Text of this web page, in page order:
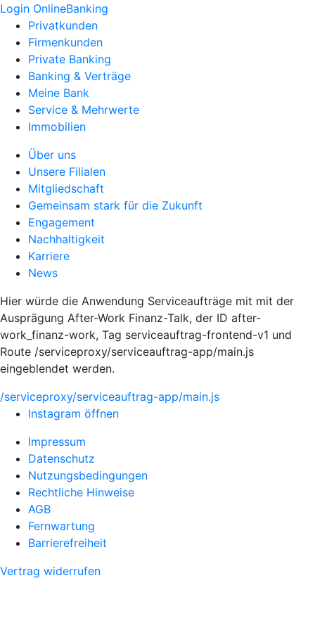
Login OnlineBanking
Privatkunden
Firmenkunden
Private Banking
Banking & Verträge
Meine Bank
Service & Mehrwerte
Immobilien
Über uns
Unsere Filialen
Mitgliedschaft
Gemeinsam stark für die Zukunft
Engagement
Nachhaltigkeit
Karriere
News
Hier würde die Anwendung Serviceaufträge mit mit der
Ausprägung After-Work Finanz-Talk, der ID after-
work_finanz-work, Tag serviceauftrag-frontend-v1 und
Route /serviceproxy/serviceauftrag-app/main.js
eingeblendet werden.
/serviceproxy/serviceauftrag-app/main.js
Instagram öffnen
Impressum
Datenschutz
Nutzungsbedingungen
Rechtliche Hinweise
AGB
Fernwartung
Barrierefreiheit
Vertrag widerrufen